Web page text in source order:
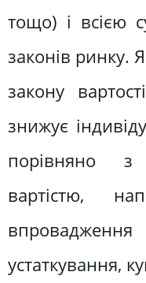
тощо) і всією
законів ринку.
закону
знижує
порівняно з
вартістю,
устаткування,